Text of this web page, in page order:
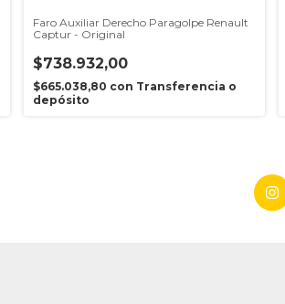
Faro Auxiliar Derecho Paragolpe Renault
Captur - Original
$738.932,00
$665.038,80 con Transferencia o
depósito